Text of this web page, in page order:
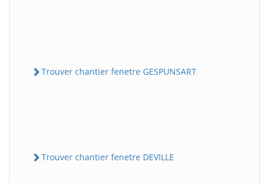
Trouver chantier fenetre GESPUNSART
Trouver chantier fenetre DEVILLE